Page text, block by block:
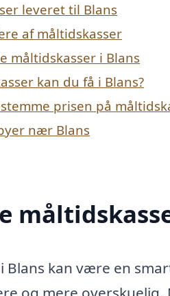
leveret til Blans
af måltidskasser
måltidskasser i Blans
kan du få i Blans?
prisen på
nær Blans
Blans kan være en